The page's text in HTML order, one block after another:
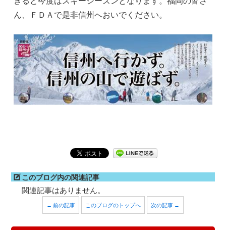
ん、ＦＤＡで是非信州へおいでください。
このブログ内の関連記事
関連記事はありません。
← 前の記事 このブログのトップへ 次の記事 →